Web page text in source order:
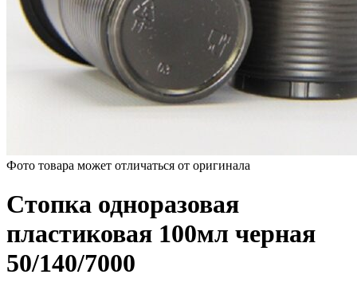
Фото товара может отличаться от оригинала
Стопка одноразовая
пластиковая 100мл черная
50/140/7000